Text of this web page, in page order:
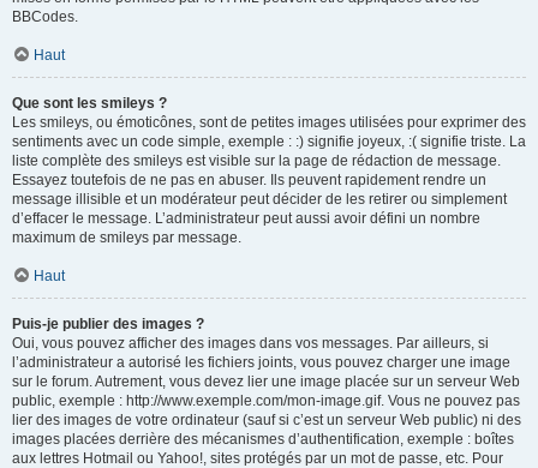
BBCodes.
Haut
Que sont les smileys ?
Les smileys, ou émoticônes, sont de petites images utilisées pour exprimer des
sentiments avec un code simple, exemple : :) signifie joyeux, :( signifie triste. La
liste complète des smileys est visible sur la page de rédaction de message.
Essayez toutefois de ne pas en abuser. Ils peuvent rapidement rendre un
message illisible et un modérateur peut décider de les retirer ou simplement
d’effacer le message. L’administrateur peut aussi avoir défini un nombre
maximum de smileys par message.
Haut
Puis-je publier des images ?
Oui, vous pouvez afficher des images dans vos messages. Par ailleurs, si
l’administrateur a autorisé les fichiers joints, vous pouvez charger une image
sur le forum. Autrement, vous devez lier une image placée sur un serveur Web
public, exemple : http://www.exemple.com/mon-image.gif. Vous ne pouvez pas
lier des images de votre ordinateur (sauf si c’est un serveur Web public) ni des
images placées derrière des mécanismes d’authentification, exemple : boîtes
aux lettres Hotmail ou Yahoo!, sites protégés par un mot de passe, etc. Pour